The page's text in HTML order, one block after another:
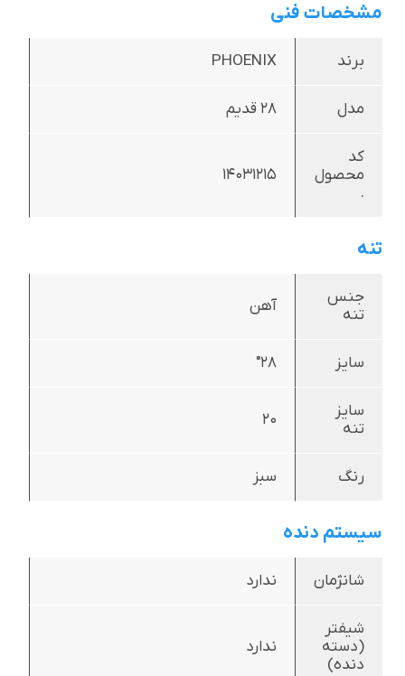
مشخصات فنی
برند PHOENIX
مدل 28 قدیم
کد
محصول
.
14031215
تنه
جنس
تنه
آهن
سایز 28"
سایز
تنه
20
رنگ سبز
سیستم دنده
شانژمان ندارد
شیفتر
(دسته
دنده)
ندارد